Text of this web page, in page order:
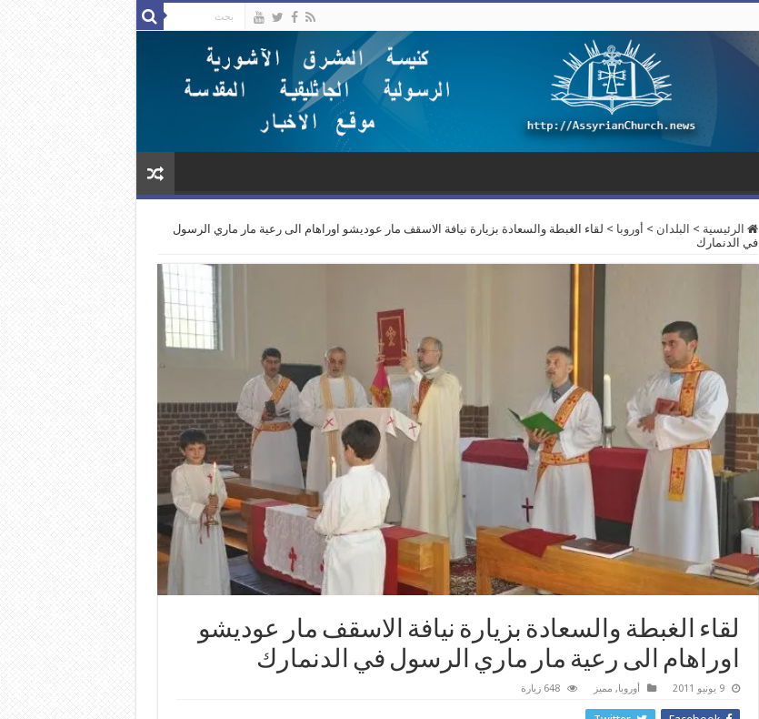
الرئيسية > البلدان > أوروبا > لقاء الغبطة والسعادة بزيارة نيافة الاسقف مار عوديشو اوراهام الى رعية مار ماري الرسول
في الدنمارك
لقاء الغبطة والسعادة بزيارة نيافة الاسقف مار عوديشو
اوراهام الى رعية مار ماري الرسول في الدنمارك
9 يونيو 2011 أوروبا, مميز 648 زيارة